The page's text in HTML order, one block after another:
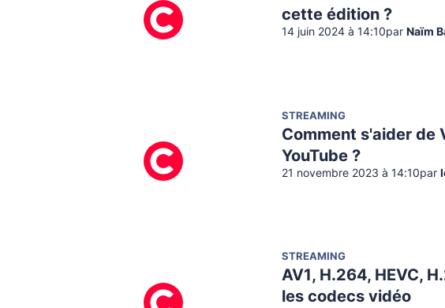
cette édition ?
14 juin 2024 à 14:10par Naïm
STREAMING
Comment s'aider de
YouTube ?
21 novembre 2023 à 14:10par
STREAMING
AV1, H.264, HEVC,
les codecs vidéo